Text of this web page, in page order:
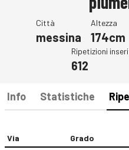
Città
messina
Altezza
174cm
Ripetizioni
612
Info Statistiche
Via Grado